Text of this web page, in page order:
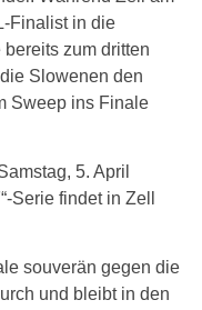
Finalist in die
zum dritten
Slowenen den
Sweep ins Finale
5. April
Serie findet in Zell
souverän gegen die
und bleibt in den